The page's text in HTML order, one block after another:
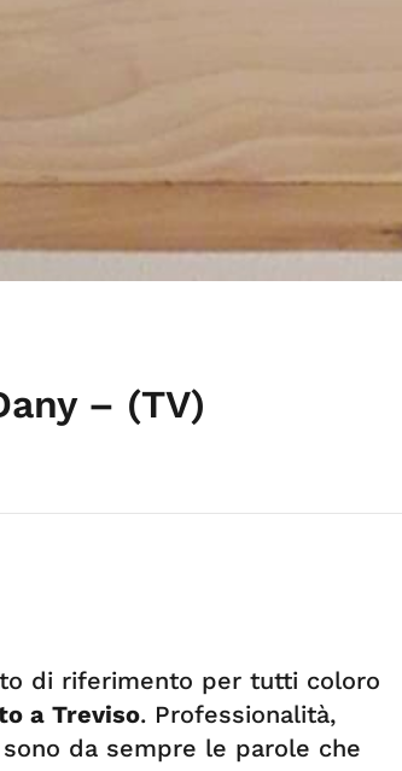
– (TV)
di riferimento per tutti coloro
a Treviso. Professionalità,
da sempre le parole che